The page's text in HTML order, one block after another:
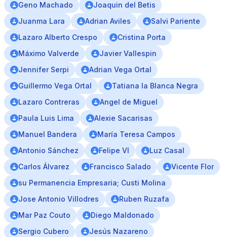
Geno Machado
Joaquin del Betis
Juanma Lara
Adrian Aviles
Salvi Pariente
Lazaro Alberto Crespo
Cristina Porta
Máximo Valverde
Javier Vallespin
Jennifer Serpi
Adrian Vega Ortal
Guillermo Vega Ortal
Tatiana la Blanca Negra
Lazaro Contreras
Angel de Miguel
Paula Luis Lima
Alexie Sacarisas
Manuel Bandera
María Teresa Campos
Antonio Sánchez
Felipe VI
Luz Casal
Carlos Álvarez
Francisco Salado
Vicente Flor
su Permanencia Empresaria; Custi Molina
Jose Antonio Villodres
Ruben Ruzafa
Mar Paz Couto
Diego Maldonado
Sergio Cubero
Jesús Nazareno